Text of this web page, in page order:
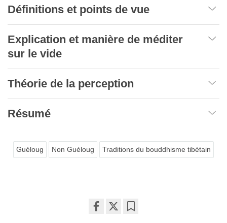
Définitions et points de vue
Explication et manière de méditer
sur le vide
Théorie de la perception
Résumé
Guéloug Non Guéloug Traditions du bouddhisme tibétain